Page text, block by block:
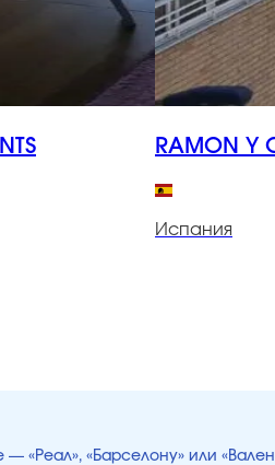
RAMON Y
Испания
— «Реал», «Барселону» или